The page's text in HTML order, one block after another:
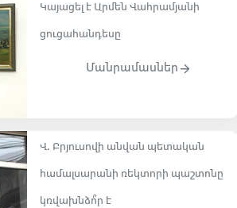
Կայացել է Արմեն Վահրամյանի
ցուցահանդեսը
Մանրամասներ
Վ. Բրյուսովի անվան պետական
համալսարանի ռեկտորի պաշտոնը
կռվախնձո՞ր է